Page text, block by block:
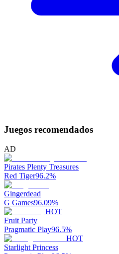
Juegos recomendados
AD
Pirates Plenty Treasures
Red Tiger96.2%
Gingerdead
G Games96.09%
HOT
Fruit Party
Pragmatic Play96.5%
HOT
Starlight Princess